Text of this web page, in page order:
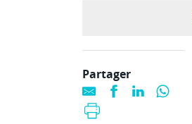
Partager